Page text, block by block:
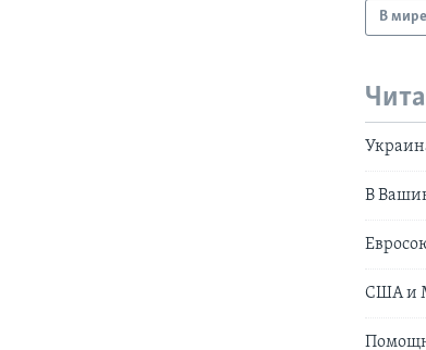
В мире
В
США и